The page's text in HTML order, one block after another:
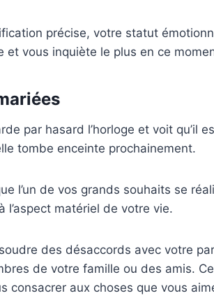
précise, votre statut
et vous inquiète le plus en ce
par hasard l’horloge et voit qu’il
tombe enceinte prochainement.
l’un de vos grands souhaits se
l’aspect matériel de votre vie.
des désaccords avec votre
de votre famille ou des amis.
consacrer aux choses que vous